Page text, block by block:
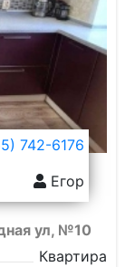
742-6176
Егор
ул, №10
Квартира